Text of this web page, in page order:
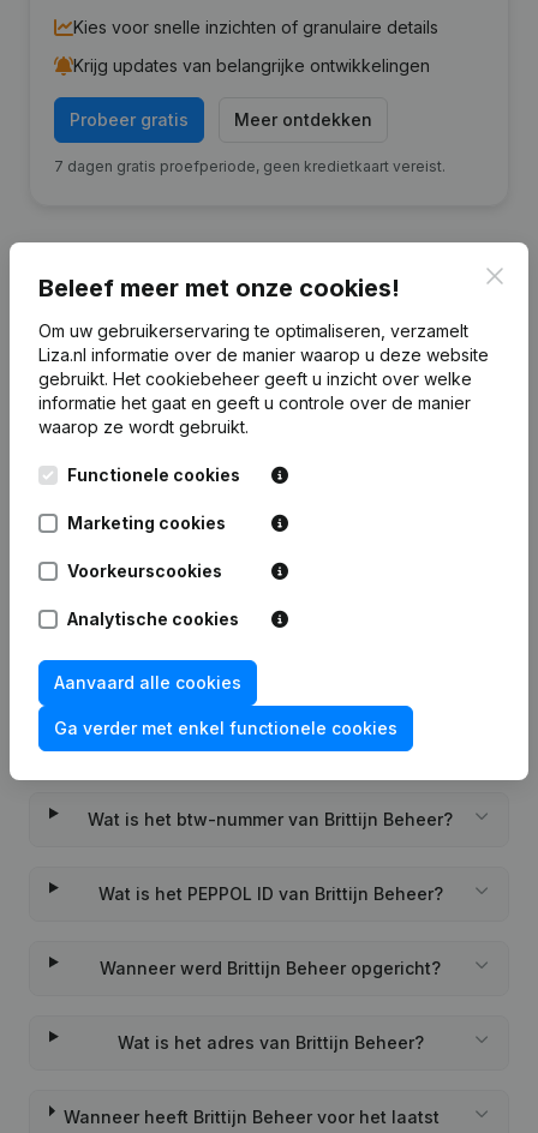
Kies voor snelle inzichten of granulaire details
Krijg updates van belangrijke ontwikkelingen
Probeer gratis Meer ontdekken
7 dagen gratis proefperiode, geen kredietkaart vereist.
Financiële gegevens van Brittijn Beheer
2025 2024 2023 2022
vermogen
64.503 56.143
Personeel 0
Veelgestelde vragen
Wat is het KVK-nummer van Brittijn Beheer?
Wat is het btw-nummer van Brittijn Beheer?
Wat is het PEPPOL ID van Brittijn Beheer?
Wanneer werd Brittijn Beheer opgericht?
Wat is het adres van Brittijn Beheer?
Wanneer heeft Brittijn Beheer voor het laatst
Beleef meer met onze cookies!
Om uw gebruikerservaring te optimaliseren, verzamelt
Liza.nl informatie over de manier waarop u deze website
gebruikt. Het cookiebeheer geeft u inzicht over welke
informatie het gaat en geeft u controle over de manier
waarop ze wordt gebruikt.
Functionele cookies
Marketing cookies
Voorkeurscookies
Analytische cookies
Aanvaard alle cookies
Ga verder met enkel functionele cookies